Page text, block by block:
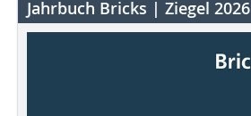
Jahrbuch Bricks | Ziegel 2026